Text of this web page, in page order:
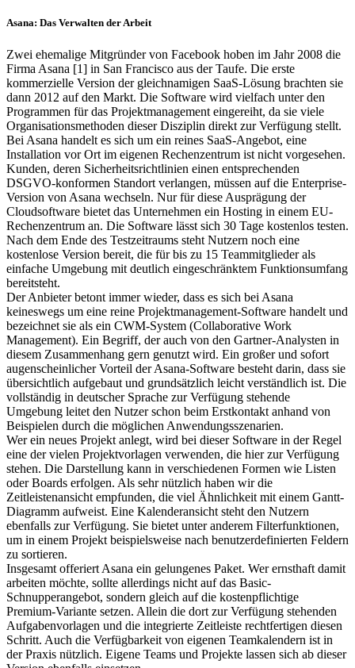
Asana: Das Verwalten der Arbeit
Zwei ehemalige Mitgründer von Facebook hoben im Jahr 2008 die
Firma Asana [1] in San Francisco aus der Taufe. Die erste
kommerzielle Version der gleichnamigen SaaS-Lösung brachten sie
dann 2012 auf den Markt. Die Software wird vielfach unter den
Programmen für das Projektmanagement eingereiht, da sie viele
Organisationsmethoden dieser Disziplin direkt zur Verfügung stellt.
Bei Asana handelt es sich um ein reines SaaS-Angebot, eine
Installation vor Ort im eigenen Rechenzentrum ist nicht vorgesehen.
Kunden, deren Sicherheitsrichtlinien einen entsprechenden
DSGVO-konformen Standort verlangen, müssen auf die Enterprise-
Version von Asana wechseln. Nur für diese Ausprägung der
Cloudsoftware bietet das Unternehmen ein Hosting in einem EU-
Rechenzentrum an. Die Software lässt sich 30 Tage kostenlos testen.
Nach dem Ende des Testzeitraums steht Nutzern noch eine
kostenlose Version bereit, die für bis zu 15 Teammitglieder als
einfache Umgebung mit deutlich eingeschränktem Funktionsumfang
bereitsteht.
Der Anbieter betont immer wieder, dass es sich bei Asana
keineswegs um eine reine Projektmanagement-Software handelt und
bezeichnet sie als ein CWM-System (Collaborative Work
Management). Ein Begriff, der auch von den Gartner-Analysten in
diesem Zusammenhang gern genutzt wird. Ein großer und sofort
augenscheinlicher Vorteil der Asana-Software besteht darin, dass sie
übersichtlich aufgebaut und grundsätzlich leicht verständlich ist. Die
vollständig in deutscher Sprache zur Verfügung stehende
Umgebung leitet den Nutzer schon beim Erstkontakt anhand von
Beispielen durch die möglichen Anwendungsszenarien.
Wer ein neues Projekt anlegt, wird bei dieser Software in der Regel
eine der vielen Projektvorlagen verwenden, die hier zur Verfügung
stehen. Die Darstellung kann in verschiedenen Formen wie Listen
oder Boards erfolgen. Als sehr nützlich haben wir die
Zeitleistenansicht empfunden, die viel Ähnlichkeit mit einem Gantt-
Diagramm aufweist. Eine Kalenderansicht steht den Nutzern
ebenfalls zur Verfügung. Sie bietet unter anderem Filterfunktionen,
um in einem Projekt beispielsweise nach benutzerdefinierten Feldern
zu sortieren.
Insgesamt offeriert Asana ein gelungenes Paket. Wer ernsthaft damit
arbeiten möchte, sollte allerdings nicht auf das Basic-
Schnupperangebot, sondern gleich auf die kostenpflichtige
Premium-Variante setzen. Allein die dort zur Verfügung stehenden
Aufgabenvorlagen und die integrierte Zeitleiste rechtfertigen diesen
Schritt. Auch die Verfügbarkeit von eigenen Teamkalendern ist in
der Praxis nützlich. Eigene Teams und Projekte lassen sich ab dieser